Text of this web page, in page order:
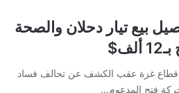
بيع تيار دحلان والصحة
غزة عقب الكشف عن تحالف فساد
فتح المدعوم…